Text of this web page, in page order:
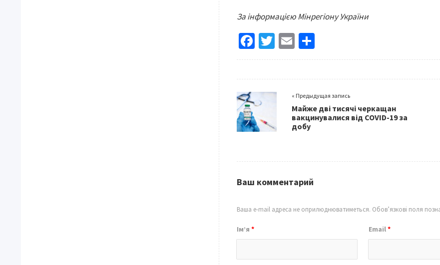
За інформацією Мінрегіону України
Fa
ce
o
o
k
T
wi
er
E
m
l
h
« Предыдущая запись
Майже дві тисячі черкащан
вакцинувалися від COVID-19 за
добу
Ваш комментарий
Ваша e-mail адреса не оприлюднюватиметься. Обов’язкові поля
Ім’я* Email*